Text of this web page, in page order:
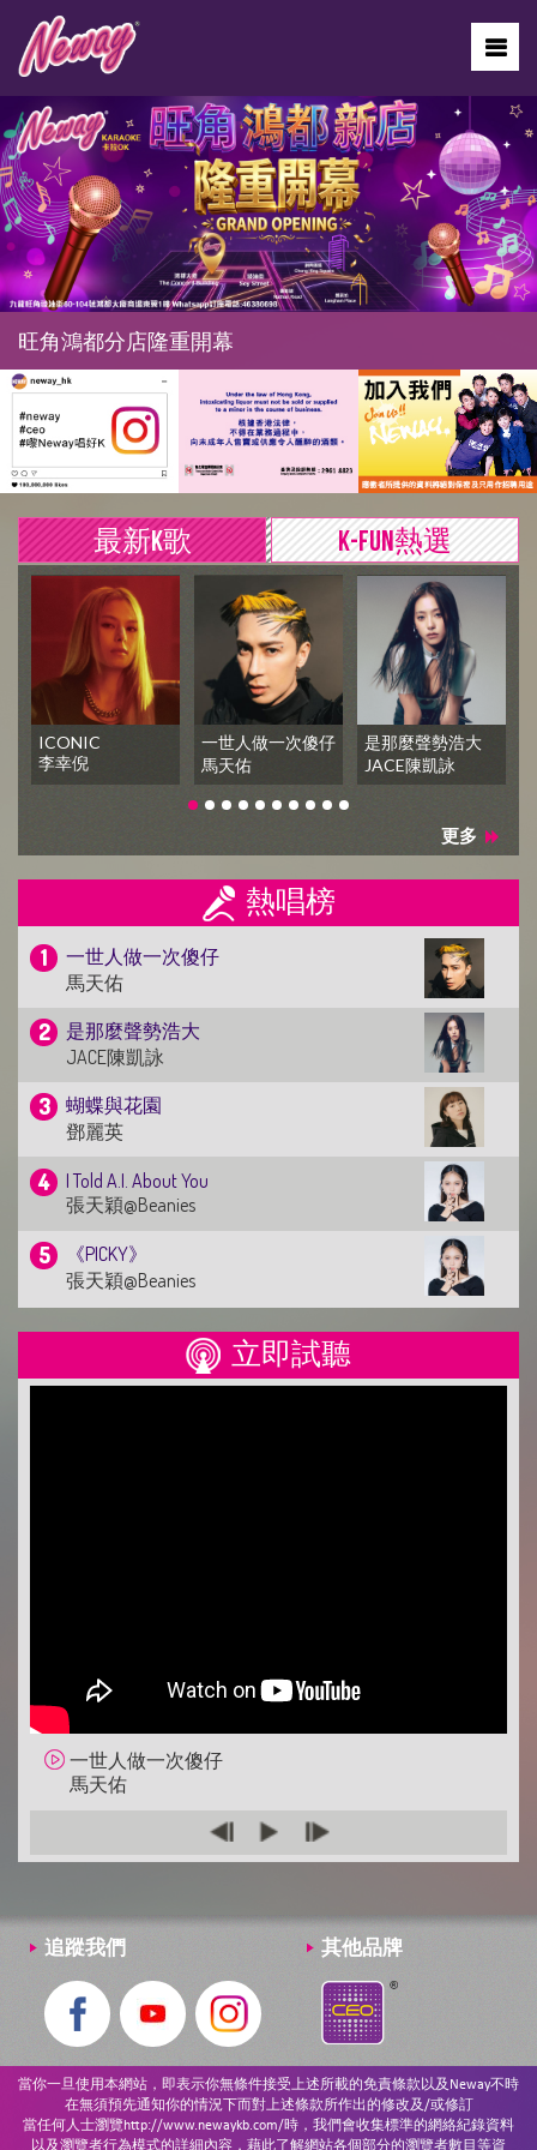
旺角鴻都分店隆重開幕
最新K歌 K-FUN熱選
ICONIC
李幸倪
一世人做一次傻仔
馬天佑
是那麼聲勢浩大
JACE陳凱詠
更多
熱唱榜
一世人做一次傻仔
馬天佑
是那麼聲勢浩大
JACE陳凱詠
蝴蝶與花園
鄧麗英
I Told A.I. About You
張天穎@Beanies
《PICKY》
張天穎@Beanies
普渡眾生
你瞞我瞞
陳柏宇
ICONIC
李幸倪
玩偶奇遇記
陳卓賢@MIRROR
E先生連環不幸事件
呂爵安@MIRROR
七姊妹星團
Lolly Talk
立即試聽
一世人做一次傻仔
馬天佑
追蹤我們 其他品牌
當你一旦使用本網站，即表示你無條件接受上述所載的免責條款以及Neway不時
在無須預先通知你的情況下而對上述條款所作出的修改及/或修訂
當任何人士瀏覽http://www.newaykb.com/時，我們會收集標準的網絡紀錄資料
以及瀏覽者行為模式的詳細內容，藉此了解網站各個部分的瀏覽者數目等資